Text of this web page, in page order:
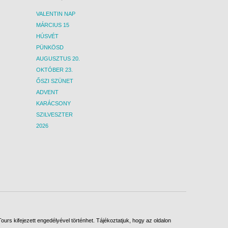
VALENTIN NAP
MÁRCIUS 15
HÚSVÉT
PÜNKÖSD
AUGUSZTUS 20.
OKTÓBER 23.
ŐSZI SZÜNET
ADVENT
KARÁCSONY
SZILVESZTER
2026
kifejezett engedélyével történhet. Tájékoztatjuk, hogy az oldalon